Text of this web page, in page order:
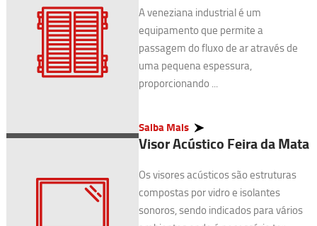
A veneziana industrial é um
equipamento que permite a
passagem do fluxo de ar através de
uma pequena espessura,
proporcionando ...
Saiba Mais
Visor Acústico Feira da Mata
Os visores acústicos são estruturas
compostas por vidro e isolantes
sonoros, sendo indicados para vários